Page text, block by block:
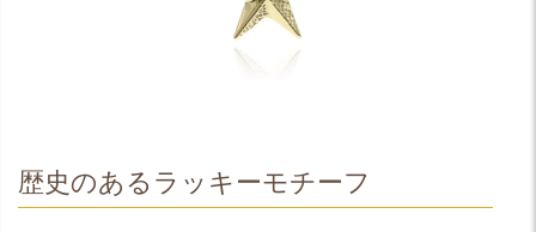
歴史のあるラッキーモチーフ